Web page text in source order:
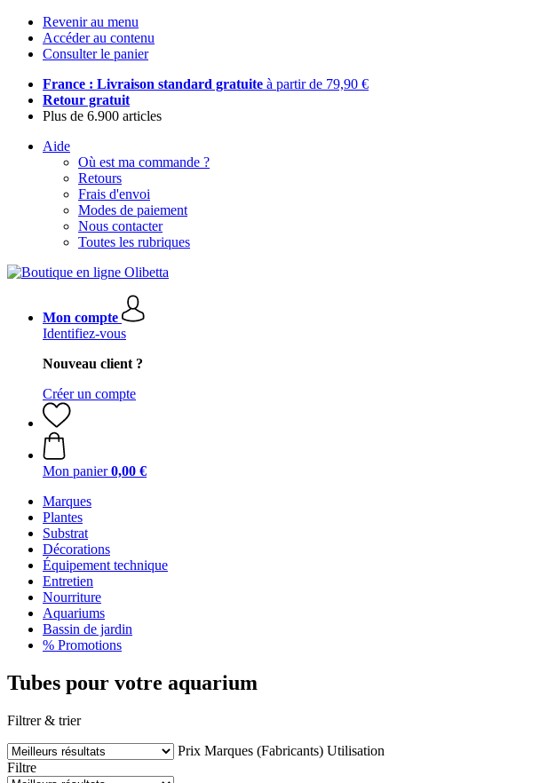
Revenir au menu
Accéder au contenu
Consulter le panier
France : Livraison standard gratuite à partir de 79,90 €
Retour gratuit
Plus de 6.900 articles
Aide
Où est ma commande ?
Retours
Frais d'envoi
Modes de paiement
Nous contacter
Toutes les rubriques
Mon compte
Identifiez-vous
Nouveau client ?
Créer un compte
Mon panier 0,00 €
Marques
Plantes
Substrat
Décorations
Équipement technique
Entretien
Nourriture
Aquariums
Bassin de jardin
% Promotions
Tubes pour votre aquarium
Filtrer & trier
Prix Marques (Fabricants) Utilisation
Filtre